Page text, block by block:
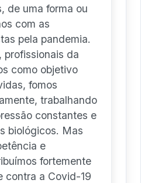
de uma forma ou
com as
pela pandemia.
profissionais da
como objetivo
fomos
trabalhando
constantes e
biológicos. Mas
e
fortemente
contra a Covid-19